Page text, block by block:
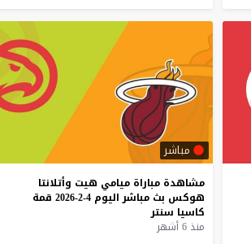
مباشر
مشاهدة مباراة ميامي هيت وأتلانتا
هوكس بث مباشر اليوم 4-2-2026
قمة
كاسيا سنتر
منذ 6 أشهر